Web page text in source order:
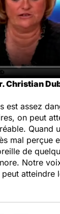
Christian
est assez
on peut
Quand
mal perçue
de
Notre
atteindre